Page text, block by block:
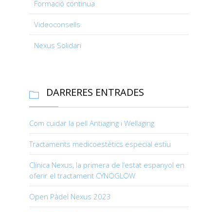
Formació continua
Videoconsells
Nexus Solidari
 DARRERES ENTRADES
Com cuidar la pell Antiaging i Wellaging
Tractaments medicoestètics especial estiu
Clínica Nexus, la primera de l’estat espanyol en
oferir el tractament CYNOGLOW
Open Pàdel Nexus 2023